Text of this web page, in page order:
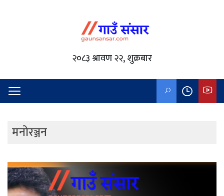
२०८३ श्रावण २२, शुक्रबार
मनोरञ्जन